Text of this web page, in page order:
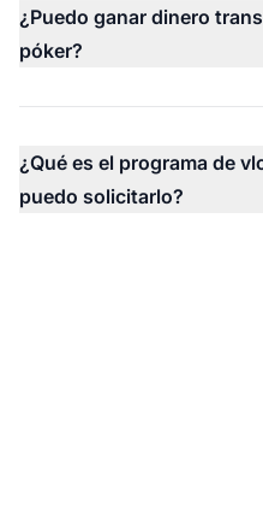
¿Puedo ganar dinero
póker?
¿Qué es el programa de
puedo solicitarlo?